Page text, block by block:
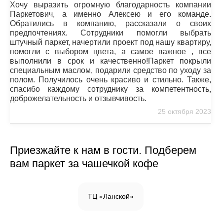
Хочу выразить огромную благодарность компании
Паркетович, а именно Алексею и его команде.
Обратились в компанию, рассказали о своих
предпочтениях. Сотрудники помогли выбрать
штучный паркет, начертили проект под нашу квартиру,
помогли с выбором цвета, а самое важное , все
выполнили в срок и качественно!Паркет покрыли
специальным маслом, подарили средство по уходу за
полом. Получилось очень красиво и стильно. Также,
спасибо каждому сотруднику за компетентность,
доброжелательность и отзывчивость.
25 октября 2023
Приезжайте к нам в гости. Подберем
вам паркет за чашечкой кофе
ТЦ «Ланской»